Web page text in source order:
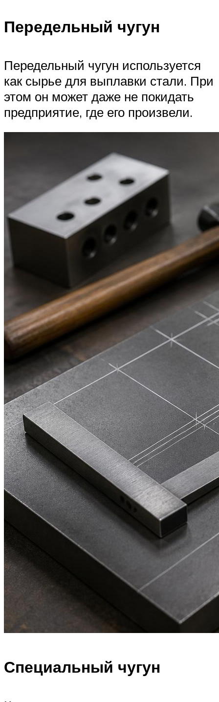
Передельный чугун
Передельный чугун используется
как сырье для выплавки стали. При
этом он может даже не покидать
предприятие, где его произвели.
Специальный чугун